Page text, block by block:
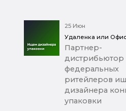
25 Июн
Удаленка или
Партнер-
дистрибьютор
федеральных
ритейлеров
дизайнера
упаковки